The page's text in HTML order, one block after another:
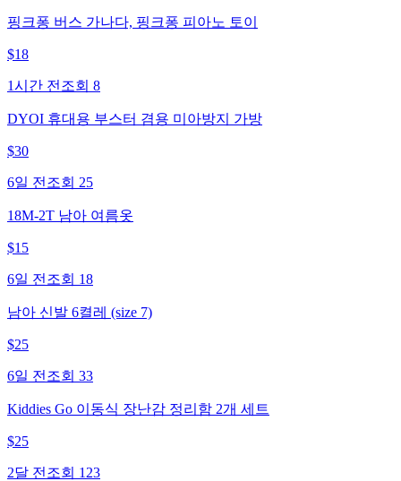
핑크퐁 버스 가나다, 핑크퐁 피아노 토이
$18
1시간 전 조회 8
DYOI 휴대용 부스터 겸용 미아방지 가방
$30
6일 전 조회 25
18M-2T 남아 여름옷
$15
6일 전 조회 18
남아 신발 6켤레 (size 7)
$25
6일 전 조회 33
Kiddies Go 이동식 장난감 정리함 2개 세트
$25
2달 전 조회 123